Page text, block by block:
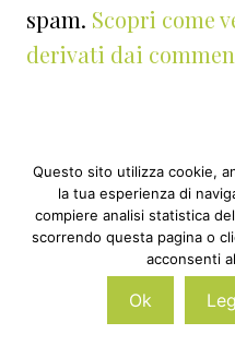
spam. Scopri come
derivati dai
Barra
laterale
primaria
Questo sito utilizza cookie,
la tua esperienza di
compiere analisi statistica
scorrendo questa pagina o
acconsenti
Ok